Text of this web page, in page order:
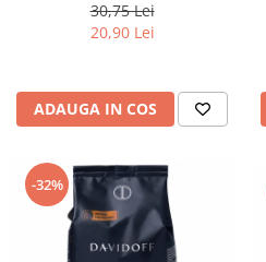
filtre de Ceai
30,75 Lei
20,90 Lei
ADAUGA IN COS
-32%